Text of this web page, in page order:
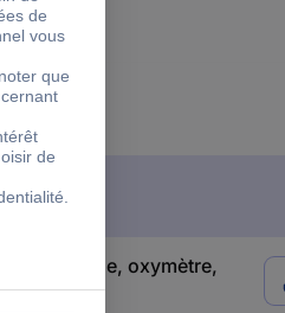
externe, oxymètre,